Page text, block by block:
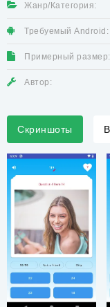
Жанр/Категория:
Требуемый Android:
Примерный размер:
Автор:
Скриншоты